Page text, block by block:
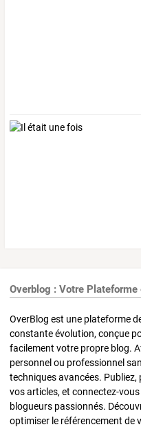
Overblog : Votre
OverBlog est une plateforme
constante évolution, conçue
facilement votre propre blog.
personnel ou professionnel
techniques avancées.
vos articles, et connectez-
blogueurs passionnés.
optimiser le référencement de